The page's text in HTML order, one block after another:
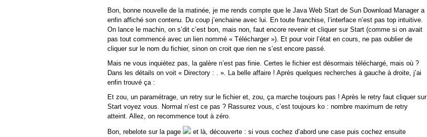
Bon, bonne nouvelle de la matinée, je me rends compte que le Java Web Start de Sun Download Manager a
enfin affiché son contenu. Du coup j’enchaine avec lui. En toute franchise, l’interface n’est pas top intuitive.
On lance le machin, on s’dit c’est bon, mais non, faut encore revenir et cliquer sur Start (comme si on avait
pas tout commencé avec un lien nommé « Télécharger »). Et pour voir l’état en cours, ne pas oublier de
cliquer sur le nom du fichier, sinon on croit que rien ne s’est encore passé.
Mais ne vous inquiétez pas, la galère n’est pas finie. Certes le fichier est désormais téléchargé, mais où ?
Dans les détails on voit « Directory : . ». La belle affaire ! Après quelques recherches à gauche à droite, j’ai
enfin trouvé ça :
Et zou, un paramétrage, un retry sur le fichier et, zou, ça marche toujours pas ! Après le retry faut cliquer sur
Start voyez vous. Normal n’est ce pas ? Rassurez vous, c’est toujours ko : nombre maximum de retry
atteint. Allez, on recommence tout à zéro.
Bon, rebelote sur la page
et là, découverte : si vous cochez d’abord une case puis cochez ensuite